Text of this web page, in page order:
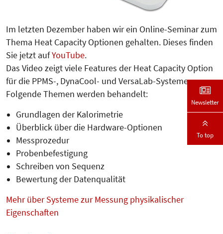
Im letzten Dezember haben wir ein Online-Seminar zum
Thema Heat Capacity Optionen gehalten. Dieses finden
Sie jetzt aufYouTube.
Das Video zeigt viele Features der Heat Capacity Option
für die PPMS-, DynaCool- und VersaLab-Systeme.
Folgende Themen werden behandelt:
Grundlagen der Kalorimetrie
Überblick über die Hardware-Optionen
Messprozedur
Probenbefestigung
Schreiben von Sequenz
Bewertung der Datenqualität
Mehr über Systeme zur Messung physikalischer
Eigenschaften
Newsletter
To top